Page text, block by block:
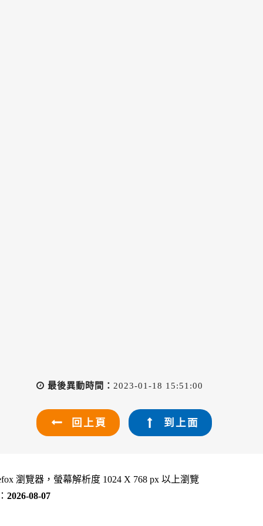
最後異動時間： 2023-01-18 15:51:00
回上頁 到上面
瀏覽器，螢幕解析度 1024 X 768 px 以上瀏覽
2026-08-07